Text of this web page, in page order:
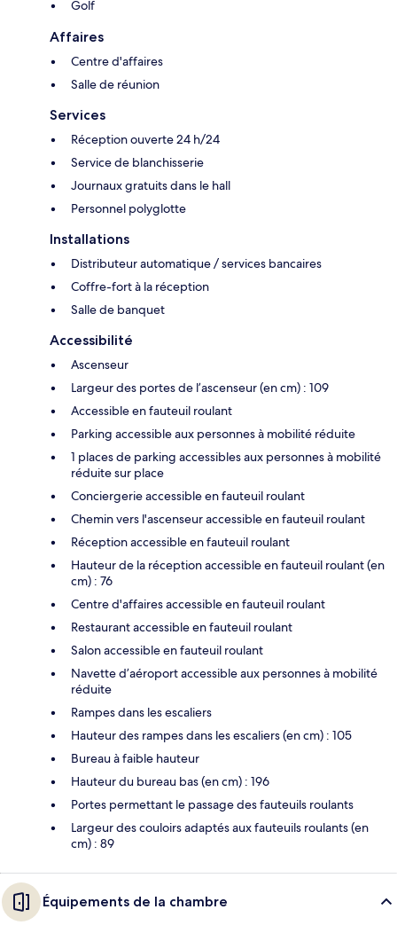
Golf
Affaires
Centre d'affaires
Salle de réunion
Services
Réception ouverte 24 h/24
Service de blanchisserie
Journaux gratuits dans le hall
Personnel polyglotte
Installations
Distributeur automatique / services bancaires
Coffre-fort à la réception
Salle de banquet
Accessibilité
Ascenseur
Largeur des portes de l’ascenseur (en cm) : 109
Accessible en fauteuil roulant
Parking accessible aux personnes à mobilité réduite
1 places de parking accessibles aux personnes à mobilité
réduite sur place
Conciergerie accessible en fauteuil roulant
Chemin vers l'ascenseur accessible en fauteuil roulant
Réception accessible en fauteuil roulant
Hauteur de la réception accessible en fauteuil roulant (en
cm) : 76
Centre d'affaires accessible en fauteuil roulant
Restaurant accessible en fauteuil roulant
Salon accessible en fauteuil roulant
Navette d’aéroport accessible aux personnes à mobilité
réduite
Rampes dans les escaliers
Hauteur des rampes dans les escaliers (en cm) : 105
Bureau à faible hauteur
Hauteur du bureau bas (en cm) : 196
Portes permettant le passage des fauteuils roulants
Largeur des couloirs adaptés aux fauteuils roulants (en
cm) : 89
Équipements de la chambre